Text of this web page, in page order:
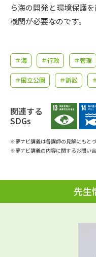
大学で学びたい学問発
学問の教科書
ユ
Ｑ＆Ａ よくあるご質問
資料の料金の
お支払いについて
ら海の開発と環境保護
機関が必要なのです。
＃海 ＃行政 ＃管理
＃国立公園 ＃訴訟
関連する
SDGs
※夢ナビ講義は各講師の見解にもと
※夢ナビ講義の内容に関するお問い
先生